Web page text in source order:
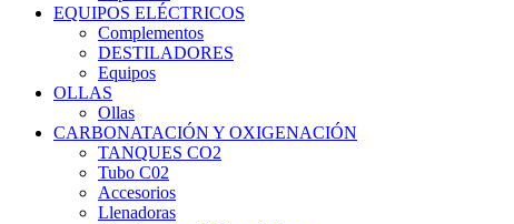
EQUIPOS ELÉCTRICOS
Complementos
DESTILADORES
Equipos
OLLAS
Ollas
CARBONATACIÓN Y OXIGENACIÓN
TANQUES CO2
Tubo C02
Accesorios
Llenadoras